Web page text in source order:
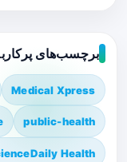
برچسب‌های
Medical Xpress
public-health
Health